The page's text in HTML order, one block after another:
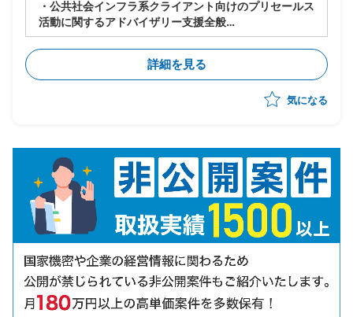
・公共社会インフラ系クライアント向けのプリセールス
活動に関するアドバイザリー支援全般
・対象企業の業務構造や組織特性に関する知見提供
・営業アカウントプラン、ターゲットおよびアプローチ
戦略の策定、実行支援
・提案資料の標準化、レビュー、営業シナリオの壁打
詳細を見る
気になる